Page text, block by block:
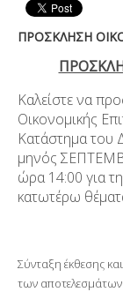
ΠΡΟΣΚΛΗΣΗ
Καλείστε να
Οικονομικής
Κατάστημα του
μηνός
ώρα 14:00 για
κατωτέρω
Σύνταξη έκθεσης
των